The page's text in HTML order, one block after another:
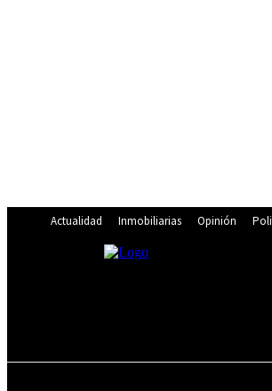
Actualidad Inmobiliarias Opinión